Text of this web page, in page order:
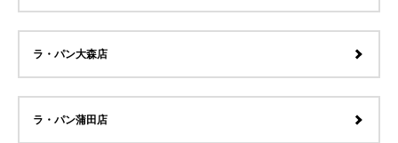
ラ・パン大森店
ラ・パン蒲田店